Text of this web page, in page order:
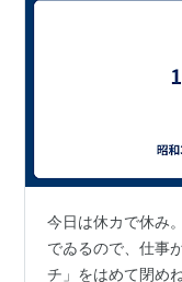
今日は休カで休み
でゐるので、仕事
チ」をはめて閉め